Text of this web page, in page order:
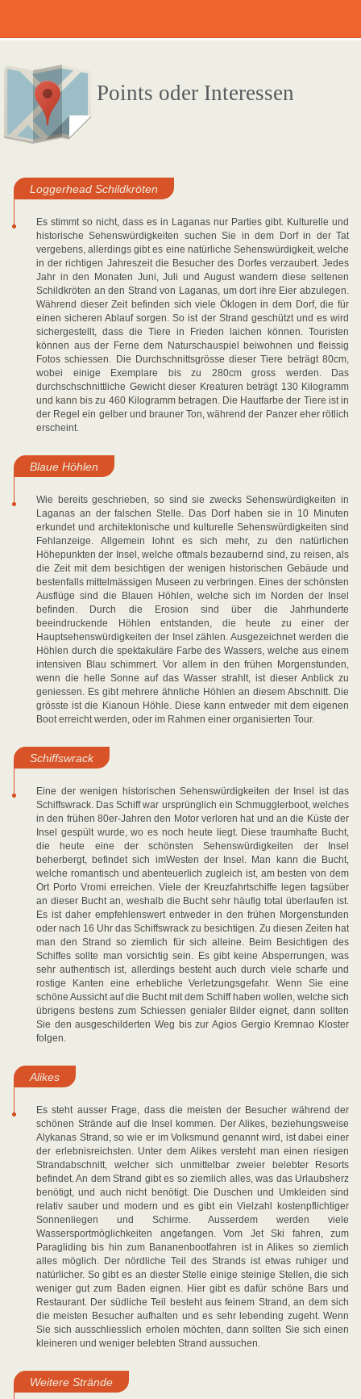
Points oder Interessen
Loggerhead Schildkröten
Es stimmt so nicht, dass es in Laganas nur Parties gibt. Kulturelle und
historische Sehenswürdigkeiten suchen Sie in dem Dorf in der Tat
vergebens, allerdings gibt es eine natürliche Sehenswürdigkeit, welche
in der richtigen Jahreszeit die Besucher des Dorfes verzaubert. Jedes
Jahr in den Monaten Juni, Juli und August wandern diese seltenen
Schildkröten an den Strand von Laganas, um dort ihre Eier abzulegen.
Während dieser Zeit befinden sich viele Öklogen in dem Dorf, die für
einen sicheren Ablauf sorgen. So ist der Strand geschützt und es wird
sichergestellt, dass die Tiere in Frieden laichen können. Touristen
können aus der Ferne dem Naturschauspiel beiwohnen und fleissig
Fotos schiessen. Die Durchschnittsgrösse dieser Tiere beträgt 80cm,
wobei einige Exemplare bis zu 280cm gross werden. Das
durchschschnittliche Gewicht dieser Kreaturen beträgt 130 Kilogramm
und kann bis zu 460 Kilogramm betragen. Die Hautfarbe der Tiere ist in
der Regel ein gelber und brauner Ton, während der Panzer eher rötlich
erscheint.
Blaue Höhlen
Wie bereits geschrieben, so sind sie zwecks Sehenswürdigkeiten in
Laganas an der falschen Stelle. Das Dorf haben sie in 10 Minuten
erkundet und architektonische und kulturelle Sehenswürdigkeiten sind
Fehlanzeige. Allgemein lohnt es sich mehr, zu den natürlichen
Höhepunkten der Insel, welche oftmals bezaubernd sind, zu reisen, als
die Zeit mit dem besichtigen der wenigen historischen Gebäude und
bestenfalls mittelmässigen Museen zu verbringen. Eines der schönsten
Ausflüge sind die Blauen Höhlen, welche sich im Norden der Insel
befinden. Durch die Erosion sind über die Jahrhunderte
beeindruckende Höhlen entstanden, die heute zu einer der
Hauptsehenswürdigkeiten der Insel zählen. Ausgezeichnet werden die
Höhlen durch die spektakuläre Farbe des Wassers, welche aus einem
intensiven Blau schimmert. Vor allem in den frühen Morgenstunden,
wenn die helle Sonne auf das Wasser strahlt, ist dieser Anblick zu
geniessen. Es gibt mehrere ähnliche Höhlen an diesem Abschnitt. Die
grösste ist die Kianoun Höhle. Diese kann entweder mit dem eigenen
Boot erreicht werden, oder im Rahmen einer organisierten Tour.
Schiffswrack
Eine der wenigen historischen Sehenswürdigkeiten der Insel ist das
Schiffswrack. Das Schiff war ursprünglich ein Schmugglerboot, welches
in den frühen 80er-Jahren den Motor verloren hat und an die Küste der
Insel gespült wurde, wo es noch heute liegt. Diese traumhafte Bucht,
die heute eine der schönsten Sehenswürdigkeiten der Insel
beherbergt, befindet sich imWesten der Insel. Man kann die Bucht,
welche romantisch und abenteuerlich zugleich ist, am besten von dem
Ort Porto Vromi erreichen. Viele der Kreuzfahrtschiffe legen tagsüber
an dieser Bucht an, weshalb die Bucht sehr häufig total überlaufen ist.
Es ist daher empfehlenswert entweder in den frühen Morgenstunden
oder nach 16 Uhr das Schiffswrack zu besichtigen. Zu diesen Zeiten hat
man den Strand so ziemlich für sich alleine. Beim Besichtigen des
Schiffes sollte man vorsichtig sein. Es gibt keine Absperrungen, was
sehr authentisch ist, allerdings besteht auch durch viele scharfe und
rostige Kanten eine erhebliche Verletzungsgefahr. Wenn Sie eine
schöne Aussicht auf die Bucht mit dem Schiff haben wollen, welche sich
übrigens bestens zum Schiessen genialer Bilder eignet, dann sollten
Sie den ausgeschilderten Weg bis zur Agios Gergio Kremnao Kloster
folgen.
Alikes
Es steht ausser Frage, dass die meisten der Besucher während der
schönen Strände auf die Insel kommen. Der Alikes, beziehungsweise
Alykanas Strand, so wie er im Volksmund genannt wird, ist dabei einer
der erlebnisreichsten. Unter dem Alikes versteht man einen riesigen
Strandabschnitt, welcher sich unmittelbar zweier belebter Resorts
befindet. An dem Strand gibt es so ziemlich alles, was das Urlaubsherz
benötigt, und auch nicht benötigt. Die Duschen und Umkleiden sind
relativ sauber und modern und es gibt ein Vielzahl kostenpflichtiger
Sonnenliegen und Schirme. Ausserdem werden viele
Wassersportmöglichkeiten angefangen. Vom Jet Ski fahren, zum
Paragliding bis hin zum Bananenbootfahren ist in Alikes so ziemlich
alles möglich. Der nördliche Teil des Strands ist etwas ruhiger und
natürlicher. So gibt es an diester Stelle einige steinige Stellen, die sich
weniger gut zum Baden eignen. Hier gibt es dafür schöne Bars und
Restaurant. Der südliche Teil besteht aus feinem Strand, an dem sich
die meisten Besucher aufhalten und es sehr lebending zugeht. Wenn
Sie sich ausschliesslich erholen möchten, dann sollten Sie sich einen
kleineren und weniger belebten Strand aussuchen.
Weitere Strände